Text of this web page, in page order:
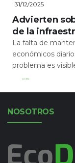
31/12/2025
Advierten
de la
La falta de
económicos
problema es
Leer Más
NOSOTROS